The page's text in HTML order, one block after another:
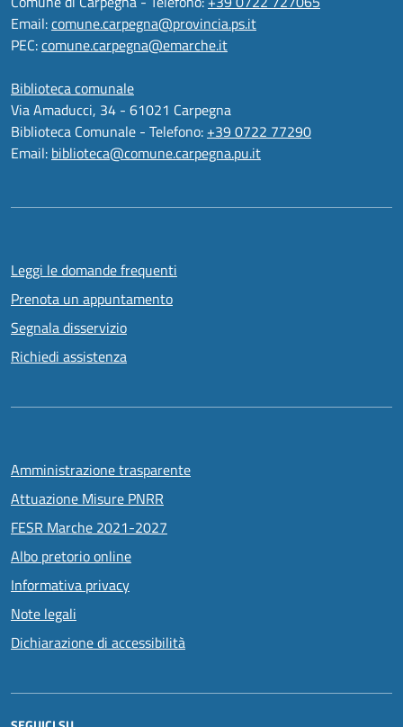
Email:comune.carpegna@provincia.ps.it
PEC:comune.carpegna@emarche.it
Biblioteca comunale
Via Amaducci, 34 - 61021 Carpegna
Biblioteca Comunale - Telefono: +39 0722 77290
Email: biblioteca@comune.carpegna.pu.it
Leggi le domande frequenti
Prenota un appuntamento
Segnala disservizio
Richiedi assistenza
Amministrazione trasparente
Attuazione Misure PNRR
FESR Marche 2021-2027
Albo pretorio online
Informativa privacy
Note legali
Dichiarazione di accessibilità